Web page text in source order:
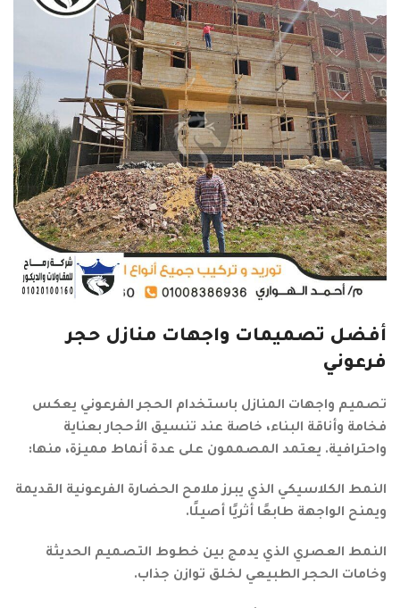
أفضل تصميمات واجهات منازل حجر
فرعوني
تصميم واجهات المنازل باستخدام الحجر الفرعوني يعكس
فخامة وأناقة البناء، خاصة عند تنسيق الأحجار بعناية
واحترافية. يعتمد المصممون على عدة أنماط مميزة، منها:
النمط الكلاسيكي الذي يبرز ملامح الحضارة الفرعونية القديمة
ويمنح الواجهة طابعًا أثريًا أصيلًا.
النمط العصري الذي يدمج بين خطوط التصميم الحديثة
وخامات الحجر الطبيعي لخلق توازن جذاب.